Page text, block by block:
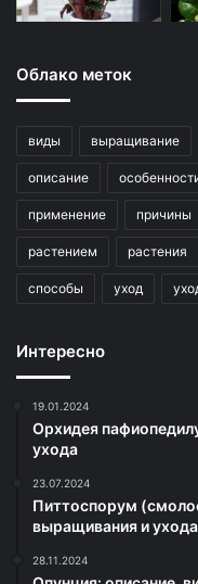
Облако меток
виды выращивание
описание
применение причины
растением растения
способы уход
Интересно
19.01.2024
Орхидея
ухода
23.07.2024
Питтоспорум
выращивания и ухода
28.11.2024